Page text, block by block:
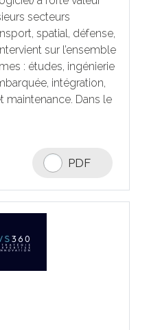
secteurs
spatial, défense,
sur l’ensemble
: études, ingénierie
intégration,
maintenance. Dans le
PDF